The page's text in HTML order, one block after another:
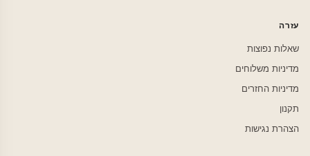
עזרה
שאלות נפוצות
מדיניות משלוחים
מדיניות החזרים
תקנון
הצהרת נגישות